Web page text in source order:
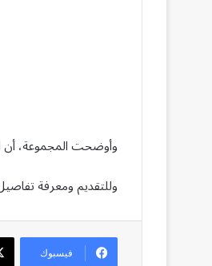
وأوضحت المجموعة، أن
وللتقديم ومعرفة
فيسبوك